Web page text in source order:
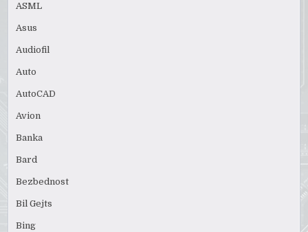
ASML
Asus
Audiofil
Auto
AutoCAD
Avion
Banka
Bard
Bezbednost
Bil Gejts
Bing